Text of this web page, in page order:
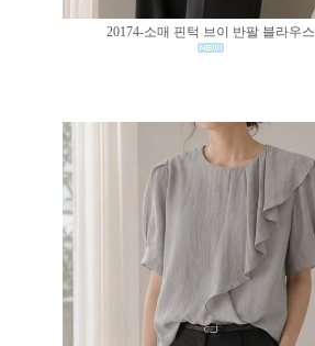
20174-소매 핀턱 브이 반팔 블라우스